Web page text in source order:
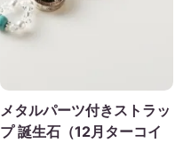
メタルパーツ付きストラッ
プ 誕生石（12月ターコイ